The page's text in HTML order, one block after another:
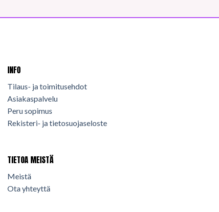
INFO
Tilaus- ja toimitusehdot
Asiakaspalvelu
Peru sopimus
Rekisteri- ja tietosuojaseloste
TIETOA MEISTÄ
Meistä
Ota yhteyttä